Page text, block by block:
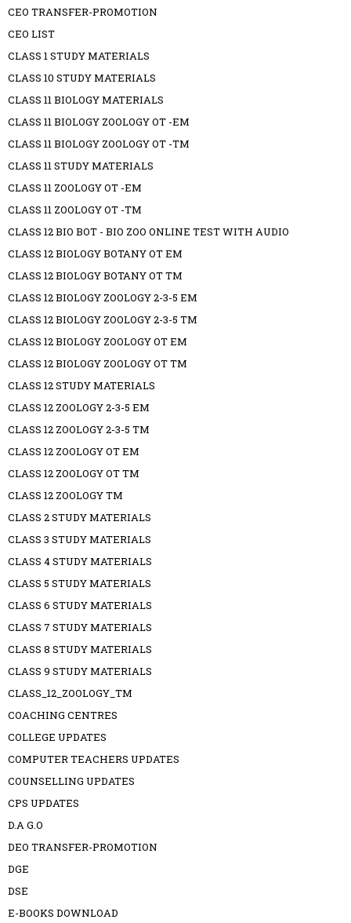
CEO TRANSFER-PROMOTION
CEO LIST
CLASS 1 STUDY MATERIALS
CLASS 10 STUDY MATERIALS
CLASS 11 BIOLOGY MATERIALS
CLASS 11 BIOLOGY ZOOLOGY OT -EM
CLASS 11 BIOLOGY ZOOLOGY OT -TM
CLASS 11 STUDY MATERIALS
CLASS 11 ZOOLOGY OT -EM
CLASS 11 ZOOLOGY OT -TM
CLASS 12 BIO BOT - BIO ZOO ONLINE TEST WITH AUDIO
CLASS 12 BIOLOGY BOTANY OT EM
CLASS 12 BIOLOGY BOTANY OT TM
CLASS 12 BIOLOGY ZOOLOGY 2-3-5 EM
CLASS 12 BIOLOGY ZOOLOGY 2-3-5 TM
CLASS 12 BIOLOGY ZOOLOGY OT EM
CLASS 12 BIOLOGY ZOOLOGY OT TM
CLASS 12 STUDY MATERIALS
CLASS 12 ZOOLOGY 2-3-5 EM
CLASS 12 ZOOLOGY 2-3-5 TM
CLASS 12 ZOOLOGY OT EM
CLASS 12 ZOOLOGY OT TM
CLASS 12 ZOOLOGY TM
CLASS 2 STUDY MATERIALS
CLASS 3 STUDY MATERIALS
CLASS 4 STUDY MATERIALS
CLASS 5 STUDY MATERIALS
CLASS 6 STUDY MATERIALS
CLASS 7 STUDY MATERIALS
CLASS 8 STUDY MATERIALS
CLASS 9 STUDY MATERIALS
CLASS_12_ZOOLOGY_TM
COACHING CENTRES
COLLEGE UPDATES
COMPUTER TEACHERS UPDATES
COUNSELLING UPDATES
CPS UPDATES
D.A G.O
DEO TRANSFER-PROMOTION
DGE
DSE
E-BOOKS DOWNLOAD